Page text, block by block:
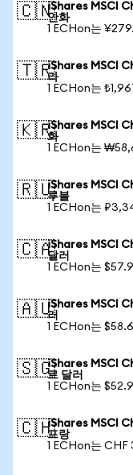
🇨🇳iShares MSCI
안화
1 ECHon는
🇹🇷iShares MSCI
라
1 ECHon는
🇰🇷iShares MSCI
화
1 ECHon는
🇷🇺iShares MSCI
루블
1 ECHon는
🇨🇦iShares MSCI
달러
1 ECHon는
🇦🇺iShares MSCI
러
1 ECHon는
🇸🇬iShares MSCI
르 달러
1 ECHon는
🇨🇭iShares MSCI
프랑
1 ECHon는